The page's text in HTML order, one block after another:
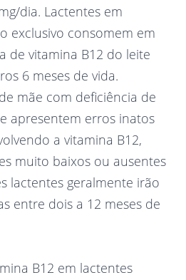
dia. Lactentes em
exclusivo consomem em
de vitamina B12 do leite
6 meses de vida.
mãe com deficiência de
apresentem erros inatos
a vitamina B12,
muito baixos ou ausentes
lactentes geralmente irão
entre dois a 12 meses de
B12 em lactentes